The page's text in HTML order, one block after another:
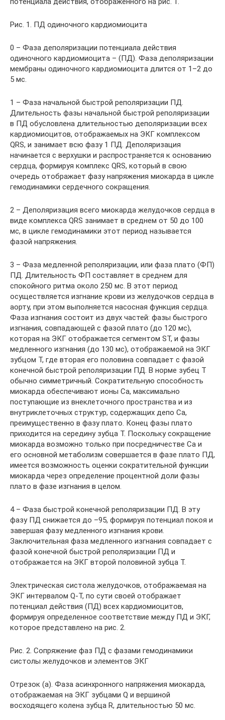
Рис. 1. ПД одиночного кардиомиоцита
0 – Фаза деполяризации потенциала действия
одиночного кардиомиоцита – (ПД). Фаза деполяризации
мембраны одиночного кардиомиоцита длится от 1–2 до
5 мс.
1 – Фаза начальной быстрой реполяризации ПД.
Длительность фазы начальной быстрой реполяризации
в ПД обусловлена длительностью деполяризации всех
кардиомиоцитов, отображаемых на ЭКГ комплексом
QRS, и занимает всю фазу 1 ПД. Деполяризация
начинается с верхушки и распространяется к основанию
сердца, формируя комплекс QRS, который в свою
очередь отображает фазу напряжения миокарда в цикле
гемодинамики сердечного сокращения.
2 – Деполяризация всего миокарда желудочков сердца в
виде комплекса QRS занимает в среднем от 50 до 100
мс, в цикле гемодинамики этот период называется
фазой напряжения.
3 – Фаза медленной реполяризации, или фаза плато (ФП)
ПД. Длительность ФП составляет в среднем для
спокойного ритма около 250 мс. В этот период
осуществляется изгнание крови из желудочков сердца в
аорту, при этом выполняется насосная функция сердца.
Фаза изгнания состоит из двух частей: фазы быстрого
изгнания, совпадающей с фазой плато (до 120 мс),
которая на ЭКГ отображается сегментом ST, и фазы
медленного изгнания (до 130 мс), отображаемой на ЭКГ
зубцом T, где вторая его половина совпадает с фазой
конечной быстрой реполяризации ПД. В норме зубец Т
обычно симметричный. Сократительную способность
миокарда обеспечивают ионы Ca, максимально
поступающие из внеклеточного пространства и из
внутриклеточных структур, содержащих депо Ca,
преимущественно в фазу плато. Конец фазы плато
приходится на середину зубца Т. Поскольку сокращение
миокарда возможно только при посредничестве Ca и
его основной метаболизм совершается в фазе плато ПД,
имеется возможность оценки сократительной функции
миокарда через определение процентной доли фазы
плато в фазе изгнания в целом.
4 – Фаза быстрой конечной реполяризации ПД. В эту
фазу ПД снижается до –95, формируя потенциал покоя и
завершая фазу медленного изгнания крови.
Заключительная фаза медленного изгнания совпадает с
фазой конечной быстрой реполяризации ПД и
отображается на ЭКГ второй половиной зубца Т.
Электрическая систола желудочков, отображаемая на
ЭКГ интервалом Q-T, по сути своей отображает
потенциал действия (ПД) всех кардиомиоцитов,
формируя определенное соответствие между ПД и ЭКГ,
которое представлено на рис. 2.
Рис. 2. Сопряжение фаз ПД с фазами гемодинамики
систолы желудочков и элементов ЭКГ
Отрезок (а). Фаза асинхронного напряжения миокарда,
отображаемая на ЭКГ зубцами Q и вершиной
восходящего колена зубца R, длительностью 50 мс.